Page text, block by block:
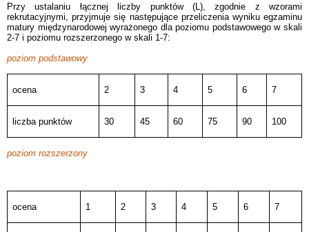
Przy ustalaniu łącznej liczby punktów (L), zgodnie z wzorami
rekrutacyjnymi, przyjmuje się następujące przeliczenia wyniku egzaminu
matury międzynarodowej wyrażonego dla poziomu podstawowego w skali
2-7 i poziomu rozszerzonego w skali 1-7:
poziom podstawowy
ocena 2 3 4 5 6 7
liczba punktów 30 45 60 75 90 100
poziom rozszerzony
ocena 1 2 3 4 5 6 7